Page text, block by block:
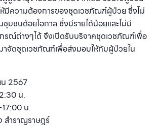
มีความต้องการของชุดเวชภัณฑ์ผู้ป่วย ซึ่งไม่
มชนด้อยโอกาส ซึ่งมีรายได้น้อยและไม่มี
รณ์ต่างๆได้ จึงเปิดรับบริจาคชุดเวชภัณฑ์เพื่อ
าจัดชุดเวชภัณฑ์เพื่อส่งมอบให้กับผู้ป่วยใน
2567
น.
น.
สำราญราษฎร์